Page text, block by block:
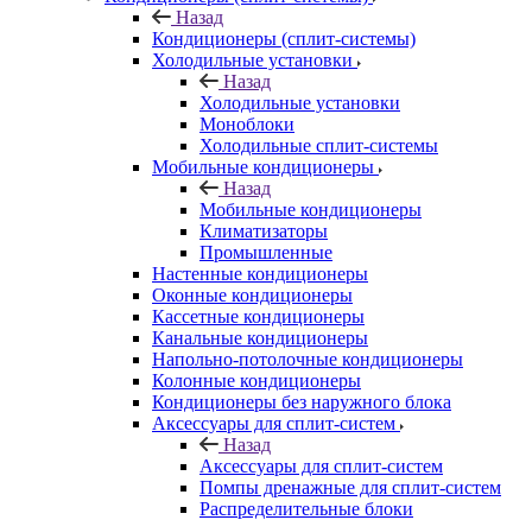
Назад
Кондиционеры (сплит-системы)
Холодильные установки
Назад
Холодильные установки
Моноблоки
Холодильные сплит-системы
Мобильные кондиционеры
Назад
Мобильные кондиционеры
Климатизаторы
Промышленные
Настенные кондиционеры
Оконные кондиционеры
Кассетные кондиционеры
Канальные кондиционеры
Напольно-потолочные кондиционеры
Колонные кондиционеры
Кондиционеры без наружного блока
Аксессуары для сплит-систем
Назад
Аксессуары для сплит-систем
Помпы дренажные для сплит-систем
Распределительные блоки